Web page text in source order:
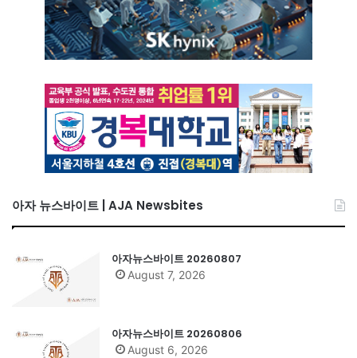
아자 뉴스바이트 | AJA Newsbites
아자뉴스바이트 20260807
August 7, 2026
아자뉴스바이트 20260806
August 6, 2026